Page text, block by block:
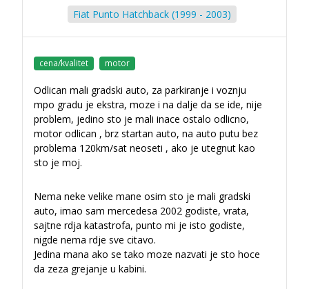
Fiat Punto Hatchback (1999 - 2003)
cena/kvalitet motor
Odlican mali gradski auto, za parkiranje i voznju
mpo gradu je ekstra, moze i na dalje da se ide, nije
problem, jedino sto je mali inace ostalo odlicno,
motor odlican , brz startan auto, na auto putu bez
problema 120km/sat neoseti , ako je utegnut kao
sto je moj.
Nema neke velike mane osim sto je mali gradski
auto, imao sam mercedesa 2002 godiste, vrata,
sajtne rdja katastrofa, punto mi je isto godiste,
nigde nema rdje sve citavo.
Jedina mana ako se tako moze nazvati je sto hoce
da zeza grejanje u kabini.